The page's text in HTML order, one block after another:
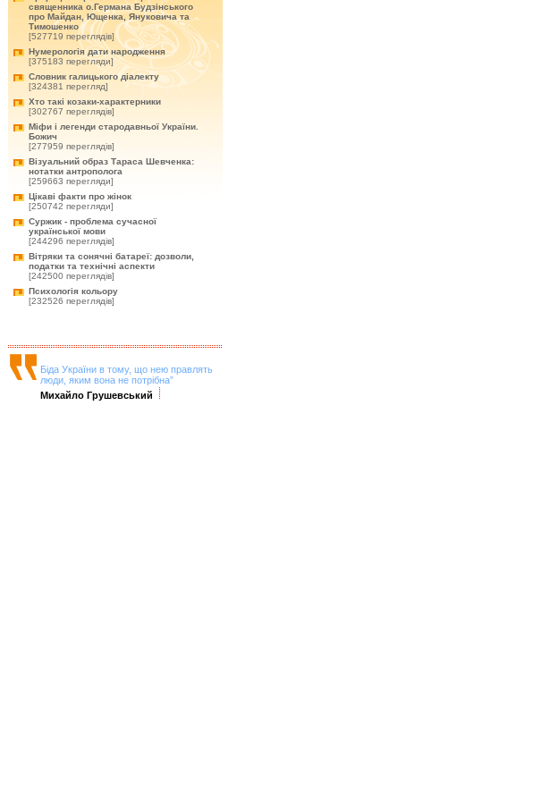
священника о.Германа Будзінського
про Майдан, Ющенка, Януковича та
Тимошенко
[527719 переглядів]
Нумерологія дати народження
[375183 перегляди]
Словник галицького діалекту
[324381 перегляд]
Хто такі козаки-характерники
[302767 переглядів]
Міфи і легенди стародавньої України.
Божич
[277959 переглядів]
Візуальний образ Тараса Шевченка:
нотатки антрополога
[259663 перегляди]
Цікаві факти про жінок
[250742 перегляди]
Суржик - проблема сучасної
української мови
[244296 переглядів]
Вітряки та сонячні батареї: дозволи,
податки та технічні аспекти
[242500 переглядів]
Психологія кольору
[232526 переглядів]
Біда України в тому, що нею правлять
люди, яким вона не потрібна”
Михайло Грушевський